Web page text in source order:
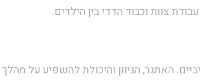
צוות וכבוד הדדי בין הילדים.
האתגר, הגיוון והיכולת להשפיע על